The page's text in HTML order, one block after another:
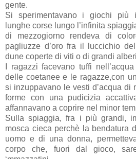
gente.
Si sperimentavano i giochi più
lunghe corse lungo l’infinita
di mezzogiorno rendeva di
pagliuzze d’oro fra il luccichio
dune coperte di viti o di grandi
I ragazzi facevano tuffi
delle coetanee e le ragazze,con
si inzuppavano le vesti d’acqua di
forme con una pudicizia
affannavano a coprire nel minor
Sulla spiaggia, fra i più grandi,
mosca cieca perchè la bendatura
uomo e di una donna,
corpo che, fuori dal gioco,